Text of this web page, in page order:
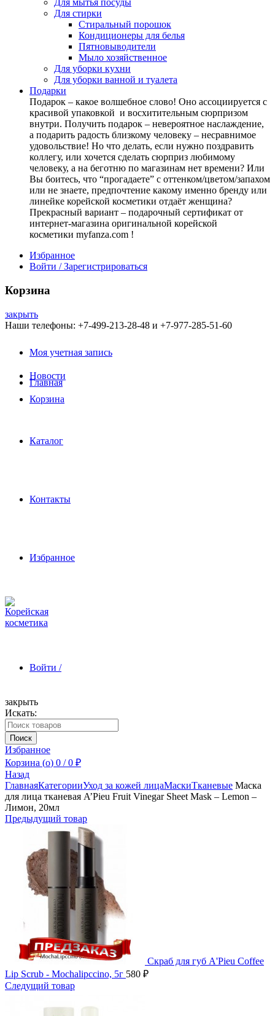
Для мытья посуды
Для стирки
Стиральный порошок
Кондиционеры для белья
Пятновыводители
Мыло хозяйственное
Для уборки кухни
Для уборки ванной и туалета
Подарки
Подарок – какое волшебное слово! Оно ассоциируется с
красивой упаковкой и восхитительным сюрпризом
внутри. Получить подарок – невероятное наслаждение,
а подарить радость близкому человеку – несравнимое
удовольствие! Но что делать, если нужно поздравить
коллегу, или хочется сделать сюрприз любимому
человеку, а на беготню по магазинам нет времени? Или
Вы боитесь, что “прогадаете” с оттенком/цветом/запахом
или не знаете, предпочтение какому именно бренду или
линейке корейской косметики отдаёт женщина?
Прекрасный вариант – подарочный сертификат от
интернет-магазина оригинальной корейской
косметики myfanza.com !
Избранное
Войти / Зарегистрироваться
Корзина
закрыть
Наши телефоны: +7-499-213-28-48 и +7-977-285-51-60
Моя учетная запись
Новости
Корзина
Главная
Каталог
Контакты
Избранное
Войти /
Зарегистрироваться
закрыть
Искать:
Поиск
Избранное
Корзина (o) 0 / 0 ₽
Назад
ГлавнаяКатегорииУход за кожей лицаМаскиТканевые Маска
для лица тканевая A’Pieu Fruit Vinegar Sheet Mask – Lemon –
Лимон, 20мл
Предыдущий товар
Скраб для губ A'Pieu Coffee
Lip Scrub - Mochalipccino, 5г 580 ₽
Следущий товар